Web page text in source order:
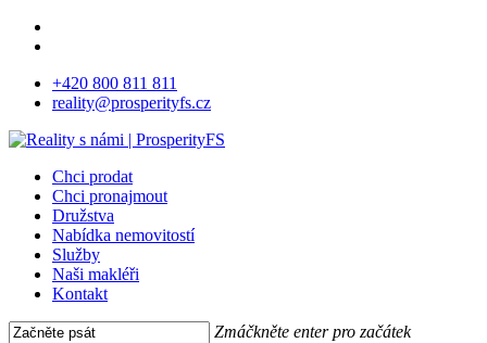
Skip
content+420 800 811 811
reality@prosperityfs.cz
Menu
Chci prodat
Chci pronajmout
Družstva
Nabídka nemovitostí
Služby
Naši makléři
Kontakt
Zmáčkněte enter pro začátek